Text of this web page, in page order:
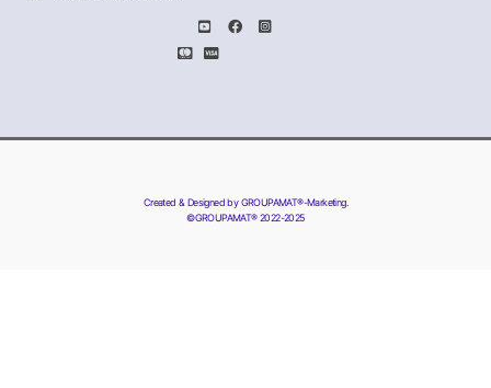
Created & Designed by GROUPAMAT®-Marketing.
©GROUPAMAT® 2022-2025